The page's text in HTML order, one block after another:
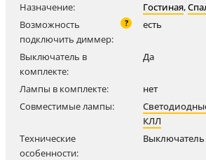
Назначение:
Гостиная,
Возможность
подключить диммер:
? есть
Выключатель в
комплекте:
Да
Лампы в комплекте:
нет
Совместимые лампы:
КЛЛ
Технические
особенности:
Выключатель